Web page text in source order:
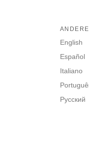
English
Español
Italiano
Русский